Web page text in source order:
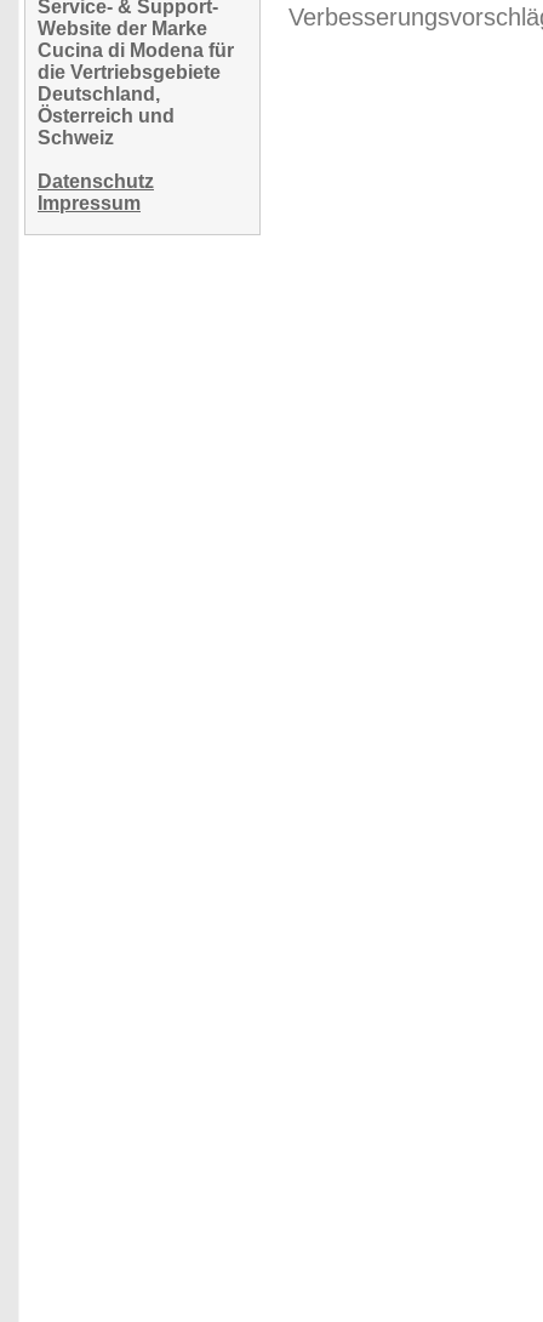
Service- & Support-
Website der Marke
Cucina di Modena für
die Vertriebsgebiete
Deutschland,
Österreich und
Schweiz
Datenschutz
Impressum